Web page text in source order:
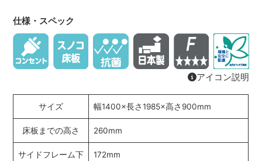
仕様・スペック
アイコン説明
サイズ 幅1400×長さ1985×高さ900mm
床板までの高さ 260mm
サイドフレーム下 172mm